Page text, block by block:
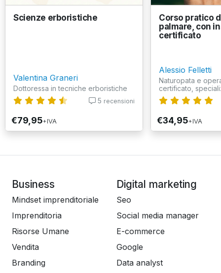
Scienze erboristiche
Valentina Graneri
Dottoressa in tecniche erboristiche
5 recensioni
€79,95+IVA
Corso pratico
palmare, con
certificato
Alessio Felletti
Naturopata e
certificato,
€34,95+IVA
Business
Mindset imprenditoriale
Imprenditoria
Risorse Umane
Vendita
Branding
Digital marketing
Seo
Social media manager
E-commerce
Google
Data analyst